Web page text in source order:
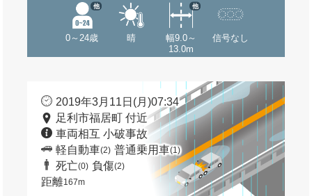
0～24歳
他
晴
幅9.0～
13.0m
他
信号なし
2019年3月11日(月)07:34
足利市福居町 付近
車両相互 小破事故
軽自動車(2) 普通乗用車(1)
死亡(0) 負傷(2)
距離167m